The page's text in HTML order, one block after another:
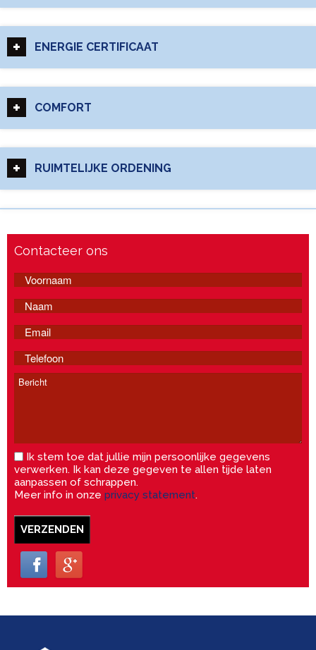
Contacteer ons
Ik stem toe dat jullie mijn persoonlijke gegevens
verwerken. Ik kan deze gegeven te allen tijde laten
aanpassen of schrappen.
Meer info in onze privacy statement.
VERZENDEN
ENERGIE CERTIFICAAT
COMFORT
RUIMTELIJKE ORDENING